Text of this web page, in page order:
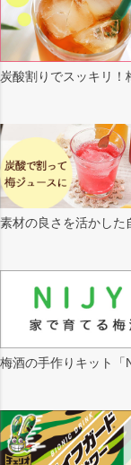
炭酸割りでスッキリ！
素材の良さを活かした
梅酒の手作りキット「